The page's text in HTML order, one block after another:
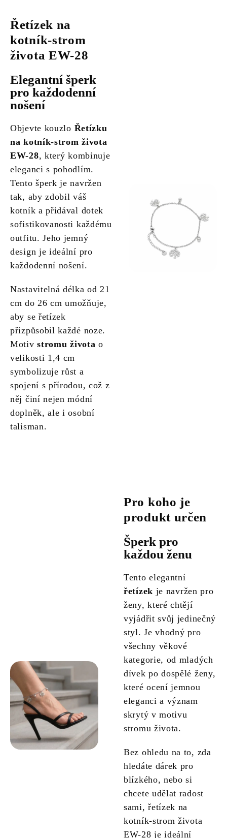
Řetízek na
kotník-strom
života EW-28
Elegantní šperk
pro každodenní
nošení
Objevte kouzlo Řetízku
na kotník-strom života
EW-28, který kombinuje
eleganci s pohodlím.
Tento šperk je navržen
tak, aby zdobil váš
kotník a přidával dotek
sofistikovanosti každému
outfitu. Jeho jemný
design je ideální pro
každodenní nošení.
Nastavitelná délka od 21
cm do 26 cm umožňuje,
aby se řetízek
přizpůsobil každé noze.
Motivstromu života o
velikosti 1,4 cm
symbolizuje růst a
spojení s přírodou, což z
něj činí nejen módní
doplněk, ale i osobní
talisman.
Pro koho je
produkt určen
Šperk pro
každou ženu
Tento elegantní
řetízek je navržen pro
ženy, které chtějí
vyjádřit svůj jedinečný
styl. Je vhodný pro
všechny věkové
kategorie, od mladých
dívek po dospělé ženy,
které ocení jemnou
eleganci a význam
skrytý v motivu
stromu života.
Bez ohledu na to, zda
hledáte dárek pro
blízkého, nebo si
chcete udělat radost
sami, řetízek na
kotník-strom života
EW-28 je ideální